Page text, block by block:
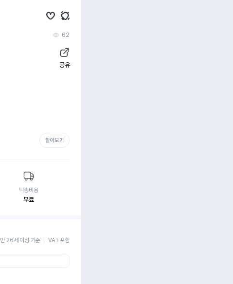
62
공유
알아보기
탁송비용
무료
만 26세 이상 기준 VAT 포함